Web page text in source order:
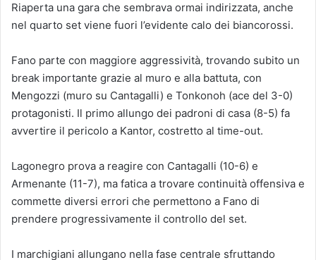
Riaperta una gara che sembrava ormai indirizzata, anche
nel quarto set viene fuori l’evidente calo dei biancorossi.
Fano parte con maggiore aggressività, trovando subito un
break importante grazie al muro e alla battuta, con
Mengozzi (muro su Cantagalli) e Tonkonoh (ace del 3-0)
protagonisti. Il primo allungo dei padroni di casa (8-5) fa
avvertire il pericolo a Kantor, costretto al time-out.
Lagonegro prova a reagire con Cantagalli (10-6) e
Armenante (11-7), ma fatica a trovare continuità offensiva e
commette diversi errori che permettono a Fano di
prendere progressivamente il controllo del set.
I marchigiani allungano nella fase centrale sfruttando